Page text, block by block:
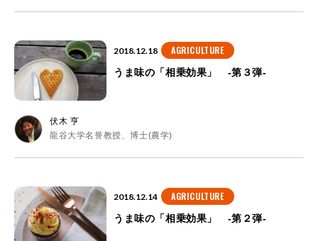
2018.12.18 AGRICULTURE
うま味の「相乗効果」 -第３弾-
伏木 亨
龍谷大学名誉教授、博士(農学)
2018.12.14 AGRICULTURE
うま味の「相乗効果」 -第２弾-